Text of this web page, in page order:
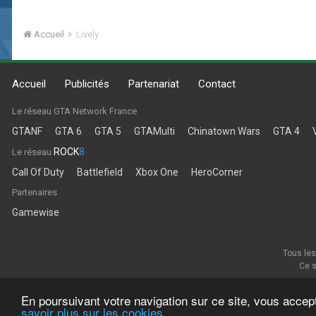
En poursuivant votre navigation sur ce site, vous
savoir plus sur les cookies
Accueil Lively
Accueil Publicités Partenariat Contact
Le réseau GTA Network France
GTANF GTA 6 GTA 5 GTAMulti Chinatown Wars GTA 4
Le réseau ROCK8
Call Of Duty
Battlefield Xbox One HeroCorner
Partenaires
Gamewise
Tous
Ce